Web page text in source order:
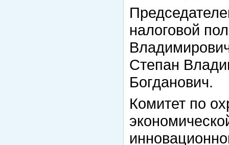
налоговой
Степан
Богданович.
Комитет по